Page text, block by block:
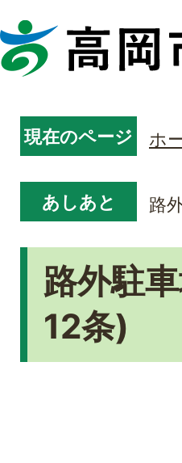
現在のページ ホ
あしあと 路
路外駐
12条)